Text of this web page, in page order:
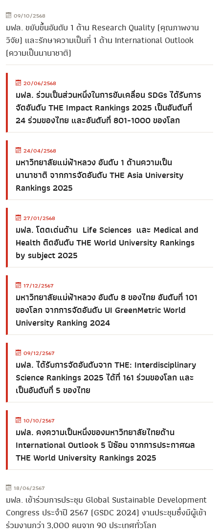
09/10/2568
มฟล. ขยับขึ้นอันดับ 1 ด้าน Research Quality (คุณภาพงาน
วิจัย) และรักษาความเป็นที่ 1 ด้าน International Outlook
(ความเป็นนานาชาติ)
20/06/2568
มฟล. ร่วมเป็นส่วนหนึ่งในการขับเคลื่อน SDGs ได้รับการ
จัดอันดับ THE Impact Rankings 2025 เป็นอันดับที่
24 ร่วมของไทย และอันดับที่ 801-1000 ของโลก
24/04/2568
มหาวิทยาลัยแม่ฟ้าหลวง อันดับ 1 ด้านความเป็น
นานาชาติ จากการจัดอันดับ THE Asia University
Rankings 2025
27/01/2568
มฟล. โดดเด่นด้าน Life Sciences และ Medical and
Health ติดอันดับ THE World University Rankings
by subject 2025
17/12/2567
มหาวิทยาลัยแม่ฟ้าหลวง อันดับ 8 ของไทย อันดับที่ 101
ของโลก จากการจัดอันดับ UI GreenMetric World
University Ranking 2024
09/12/2567
มฟล. ได้รับการจัดอันดับจาก THE: Interdisciplinary
Science Rankings 2025 ได้ที่ 161 ร่วมของโลก และ
เป็นอันดับที่ 5 ของไทย
10/10/2567
มฟล. คงความเป็นหนึ่งของมหาวิทยาลัยไทยด้าน
International Outlook 5 ปีซ้อน จากการประกาศผล
THE World University Rankings 2025
18/06/2567
มฟล. เข้าร่วมการประชุม Global Sustainable Development
Congress ประจำปี 2567 (GSDC 2024) งานประชุมซึ่งมีผู้เข้า
ร่วมงานกว่า 3,000 คนจาก 90 ประเทศทั่วโลก